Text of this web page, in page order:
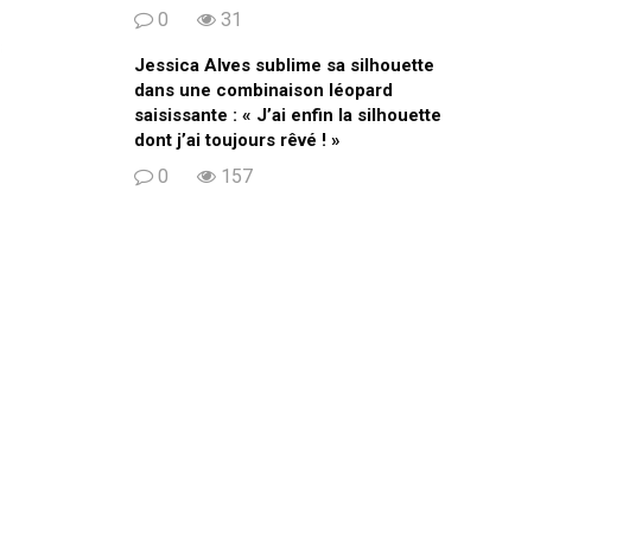
0 31
Jessica Alves sublime sa silhouette
dans une combinaison léopard
saisissante : « J’ai enfin la silhouette
dont j’ai toujours rêvé ! »
0 157